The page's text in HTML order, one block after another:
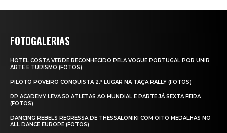
FOTOGALERIAS
HOTEL COSTA VERDE RECONHECIDO PELA VOGUE PORTUGAL POR UNIR
ARTE E TURISMO (FOTOS)
PILOTO POVEIRO CONQUISTA 2.º LUGAR NA TAÇA RALLY (FOTOS)
RP ACADEMY LEVA 50 ATLETAS AO MUNDIAL E PARTE JÁ SEXTA‑FEIRA
(FOTOS)
DANCING REBELS REGRESSA DE THESSALONIKI COM OITO MEDALHAS NO
ALL DANCE EUROPE (FOTOS)